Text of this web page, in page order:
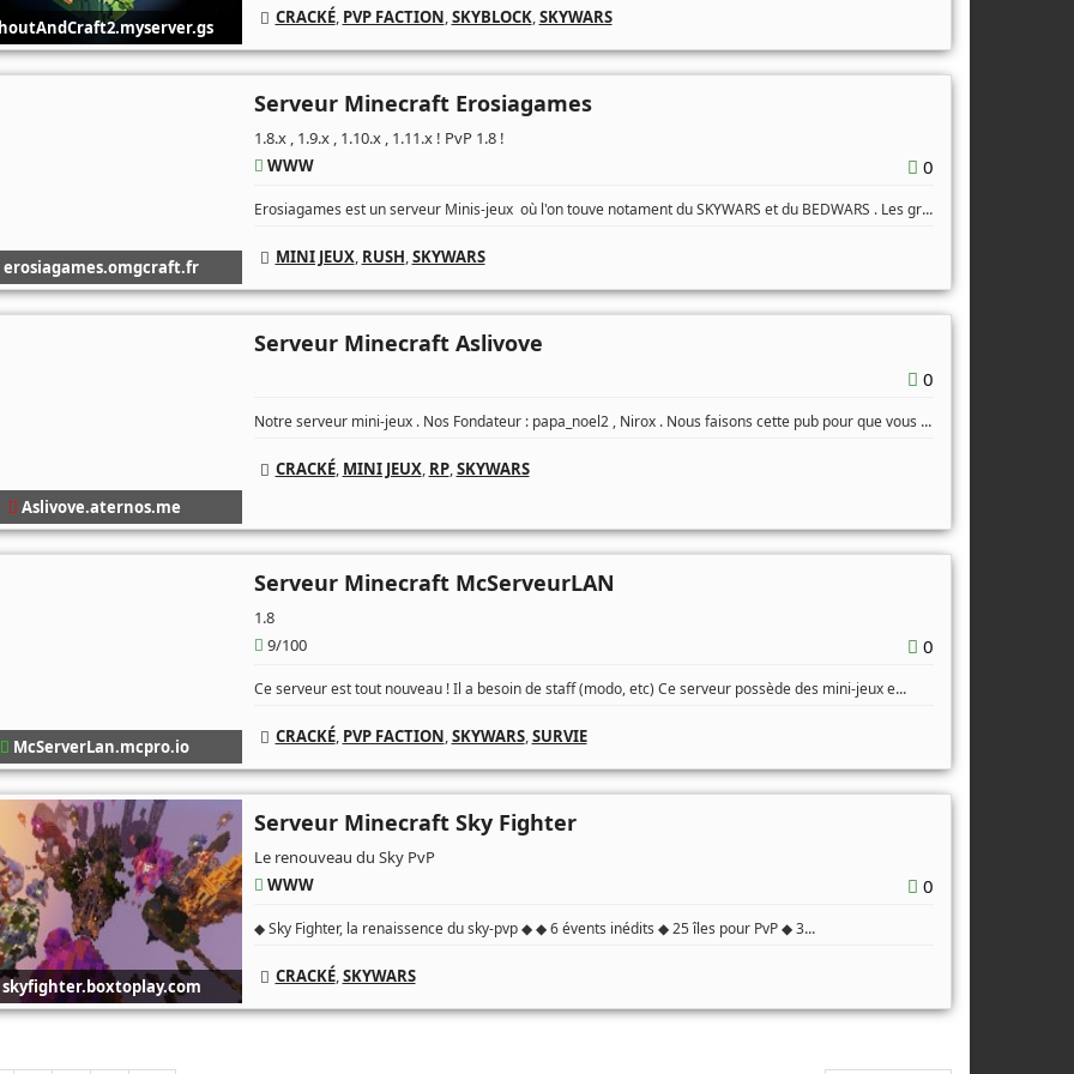
CRACKÉ, PVP FACTION,SKYBLOCK,SKYWARS
erosiagames.omgcraft.fr
Serveur Minecraft Erosiagames
1.8.x , 1.9.x , 1.10.x , 1.11.x ! PvP 1.8 !
WWW
0
Erosiagames est un serveur Minis-jeux où l'on touve notament du SKYWARS et du BEDWARS . Les gr...
MINI JEUX, RUSH,SKYWARS
Aslivove.aternos.me
Serveur Minecraft Aslivove
0
Notre serveur mini-jeux . Nos Fondateur : papa_noel2 , Nirox . Nous faisons cette pub pour que vous ...
CRACKÉ, MINI JEUX, RP,SKYWARS
McServerLan.mcpro.io
Serveur Minecraft McServeurLAN
1.8
9/100
0
Ce serveur est tout nouveau ! Il a besoin de staff (modo, etc) Ce serveur possède des mini-jeux e...
CRACKÉ, PVP FACTION,SKYWARS,SURVIE
Serveur Minecraft Sky Fighter
Le renouveau du Sky PvP
WWW
0
◆ Sky Fighter, la renaissence du sky-pvp ◆ ◆ 6 évents inédits ◆ 25 îles pour PvP ◆ 3...
CRACKÉ,SKYWARS